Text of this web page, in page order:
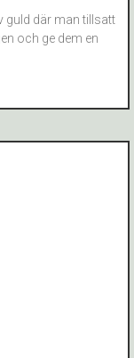
guld där man tillsatt
och ge dem en